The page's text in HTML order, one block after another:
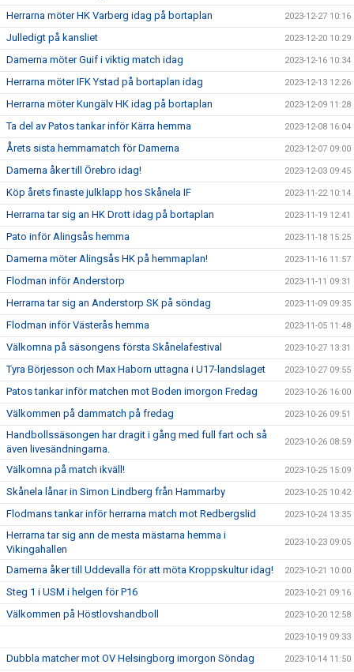
Herrarna möter HK Varberg idag på bortaplan 2023-12-27 10:16
Julledigt på kansliet 2023-12-20 10:29
Damerna möter Guif i viktig match idag 2023-12-16 10:34
Herrarna möter IFK Ystad på bortaplan idag 2023-12-13 12:26
Herrarna möter Kungälv HK idag på bortaplan 2023-12-09 11:28
Ta del av Patos tankar inför Kärra hemma 2023-12-08 16:04
Årets sista hemmamatch för Damerna 2023-12-07 09:00
Damerna åker till Örebro idag! 2023-12-03 09:45
Köp årets finaste julklapp hos Skånela IF 2023-11-22 10:14
Herrarna tar sig an HK Drott idag på bortaplan 2023-11-19 12:41
Pato inför Alingsås hemma 2023-11-18 15:25
Damerna möter Alingsås HK på hemmaplan! 2023-11-16 11:57
Flodman inför Anderstorp 2023-11-11 09:31
Herrarna tar sig an Anderstorp SK på söndag 2023-11-09 09:35
Flodman inför Västerås hemma 2023-11-05 11:48
Välkomna på säsongens första Skånelafestival 2023-10-27 13:31
Tyra Börjesson och Max Haborn uttagna i U17-landslaget 2023-10-27 09:55
Patos tankar inför matchen mot Boden imorgon Fredag 2023-10-26 16:00
Välkommen på dammatch på fredag 2023-10-26 09:51
Handbollssäsongen har dragit i gång med full fart och så
även livesändningarna.
2023-10-26 08:59
Välkomna på match ikväll! 2023-10-25 15:09
Skånela lånar in Simon Lindberg från Hammarby 2023-10-25 10:42
Flodmans tankar inför herrarna match mot Redbergslid 2023-10-24 13:35
Herrarna tar sig ann de mesta mästarna hemma i
Vikingahallen
2023-10-23 09:05
Damerna åker till Uddevalla för att möta Kroppskultur idag! 2023-10-21 10:00
Steg 1 i USM i helgen för P16 2023-10-21 09:16
Välkommen på Höstlovshandboll 2023-10-20 12:58
2023-10-19 09:33
Dubbla matcher mot OV Helsingborg imorgon Söndag 2023-10-14 11:50